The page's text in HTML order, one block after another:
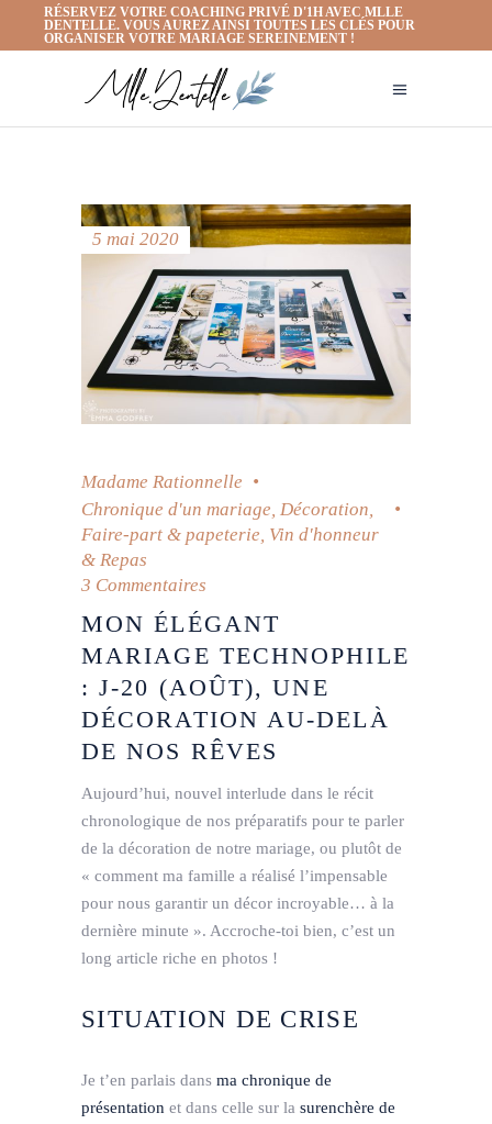
RÉSERVEZ VOTRE COACHING PRIVÉ D'1H AVEC MLLE
DENTELLE. VOUS AUREZ AINSI TOUTES LES CLÉS POUR
ORGANISER VOTRE MARIAGE SEREINEMENT !
5 mai 2020
Madame Rationnelle
Chronique d'un mariage, Décoration,
Faire-part & papeterie, Vin d'honneur
& Repas
3 Commentaires
MON ÉLÉGANT
MARIAGE TECHNOPHILE
: J-20 (AOÛT), UNE
DÉCORATION AU-DELÀ
DE NOS RÊVES
Aujourd’hui, nouvel interlude dans le récit
chronologique de nos préparatifs pour te parler
de la décoration de notre mariage, ou plutôt de
« comment ma famille a réalisé l’impensable
pour nous garantir un décor incroyable… à la
dernière minute ». Accroche-toi bien, c’est un
long article riche en photos !
SITUATION DE CRISE
Je t’en parlais dans ma chronique de
présentation et dans celle sur la surenchère de